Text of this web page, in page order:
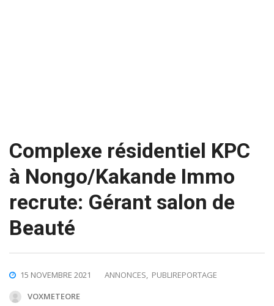
Complexe résidentiel KPC
à Nongo/Kakande Immo
recrute: Gérant salon de
Beauté
15 NOVEMBRE 2021 ANNONCES, PUBLIREPORTAGE
VOXMETEORE